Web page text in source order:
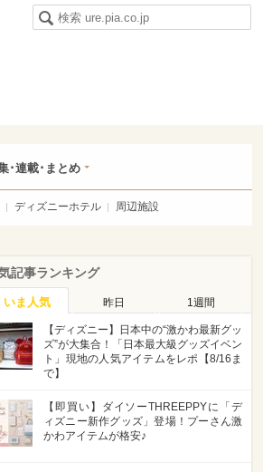
･連載･まとめ
ディズニーホテル 周辺施設
記事ランキング
いま人気 昨日 1週間
【ディズニー】日本中の“激かわ最新グッ
ズ”が大集合！「日本最大級グッズイベン
ト」現地の人気アイテムをレポ【8/16ま
で】
【即買い】ダイソーTHREEPPYに「デ
ィズニー新作グッズ」登場！プーさん激
かわアイテムが格安♪